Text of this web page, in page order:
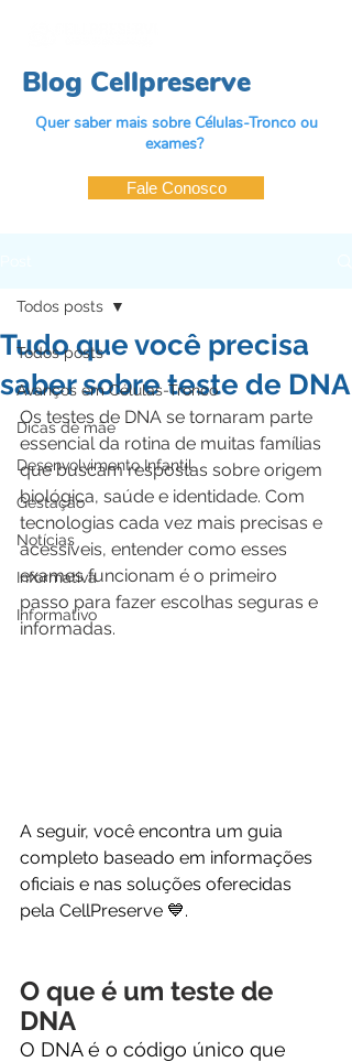
Blog Cellpreserve
Quer saber mais sobre Células-Tronco ou
exames?
Fale Conosco
Todos posts
Avanços em Células-Tronco
Dicas de mãe
Desenvolvimento Infantil
Gestação
Notícias
Informativa
Informativo
Todos posts
Tudo que você precisa
saber sobre teste de DNA
Os testes de DNA se tornaram parte
essencial da rotina de muitas famílias
que buscam respostas sobre origem
biológica, saúde e identidade. Com
tecnologias cada vez mais precisas e
acessíveis, entender como esses
exames funcionam é o primeiro
passo para fazer escolhas seguras e
informadas.
A seguir, você encontra um guia
completo baseado em informações
oficiais e nas soluções oferecidas
pela CellPreserve 💙.
O que é um teste de
DNA
O DNA é o código único que